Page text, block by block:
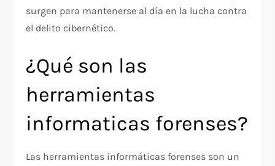
surgen para mantenerse al día en la lucha contra
el delito cibernético.
¿Qué son las
herramientas
informaticas forenses?
Las herramientas informáticas forenses son un